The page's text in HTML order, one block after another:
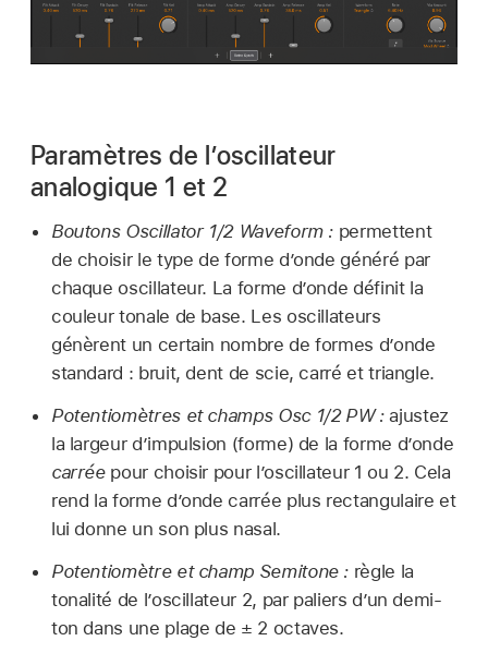
Paramètres de l’oscillateur
analogique 1 et 2
Boutons Oscillator 1/2 Waveform : permettent
de choisir le type de forme d’onde généré par
chaque oscillateur. La forme d’onde définit la
couleur tonale de base. Les oscillateurs
génèrent un certain nombre de formes d’onde
standard : bruit, dent de scie, carré et triangle.
Potentiomètres et champs Osc 1/2 PW :ajustez
la largeur d’impulsion (forme) de la forme d’onde
carréepour choisir pour l’oscillateur 1 ou 2. Cela
rend la forme d’onde carrée plus rectangulaire et
lui donne un son plus nasal.
Potentiomètre et champ Semitone : règle la
tonalité de l’oscillateur 2, par paliers d’un demi-
ton dans une plage de ± 2 octaves.